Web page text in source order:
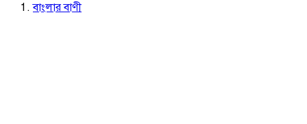
বাংলার বাণী